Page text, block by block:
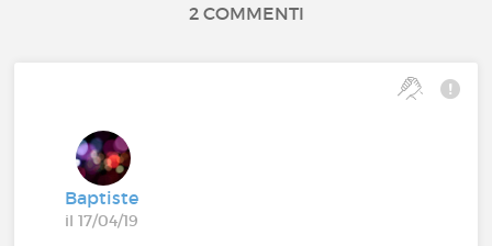
2 COMMENTI
Baptiste
il 17/04/19